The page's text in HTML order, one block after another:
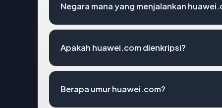
Negara mana yang menjalankan
Apakah huawei.com dienkripsi?
Berapa umur huawei.com?